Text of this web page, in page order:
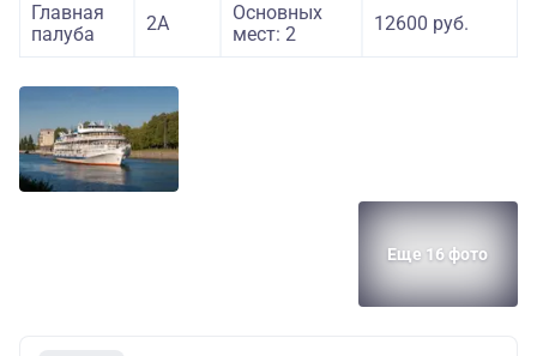
Главная
палуба
2А
Основных
мест: 2
12600 руб.
Еще 16 фото